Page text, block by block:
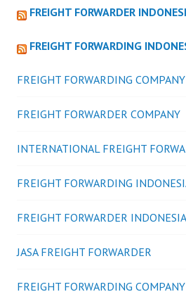
FREIGHT FORWARDER
FREIGHT FORWARDING
FREIGHT FORWARDING
FREIGHT FORWARDER COMPANY
INTERNATIONAL FREIGHT
FREIGHT FORWARDING
FREIGHT FORWARDER INDONESIA
JASA FREIGHT FORWARDER
FREIGHT FORWARDING COMPANY